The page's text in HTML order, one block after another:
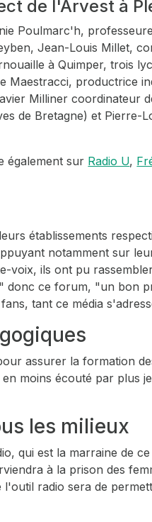
de l'Arvest à
Poulmarc'h,
Jean-Louis Millet,
à Quimper, trois
Maestracci, productrice
Milliner coordinateur
de Bretagne) et Pierre-
également sur Radio U,
établissements
notamment sur
voix, ils ont pu
donc ce forum, "un bon
tant ce média
assurer la formation
moins écouté par plus
les milieux
qui est la marraine de
à la prison des
l'outil radio sera de